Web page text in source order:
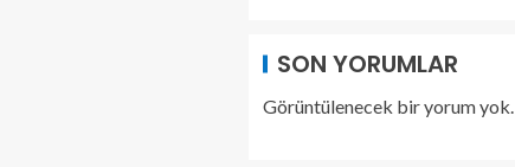
SON YORUMLAR
Görüntülenecek bir yorum yok.